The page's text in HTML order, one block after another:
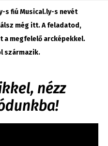
s fiú Musical.ly-s nevét
még itt. A feladatod,
a megfelelő arcképekkel.
származik.
nézz